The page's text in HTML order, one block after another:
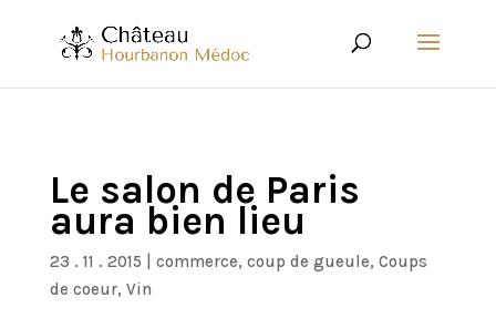
Le salon de Paris
aura bien lieu
23 . 11 . 2015 commerce, coup de gueule, Coups
de coeur, Vin